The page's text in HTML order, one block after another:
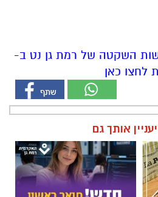
השקטה של רמת גן נט ב-
אותך גם